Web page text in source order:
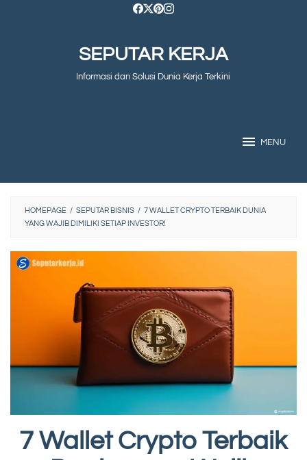
SEPUTAR KERJA
Informasi dan Solusi Dunia Kerja Terkini
MENU
HOMEPAGE / SEPUTAR BISNIS / 7 WALLET CRYPTO TERBAIK DUNIA
YANG WAJIB DIMILIKI SETIAP INVESTOR!
7 Wallet Crypto Terbaik